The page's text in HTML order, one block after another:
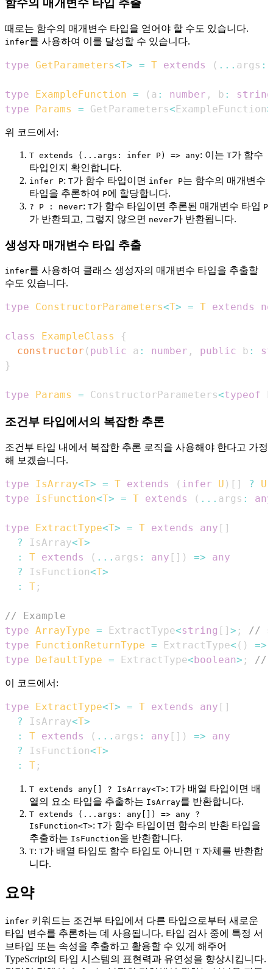
함수의 매개변수 타입 추출
때로는 함수의 매개변수 타입을 얻어야 할 수도 있습니다.
infer를 사용하여 이를 달성할 수 있습니다.
type GetParameters<T> = T extends ( ... args :
type ExampleFunction = ( a : number , b :
string
type
Params = GetParameters<ExampleFunction>
위 코드에서:
T extends (...args: infer P) => any: 이는 T가 함수
타입인지 확인합니다.
infer P: T가 함수 타입이면 infer P는 함수의 매개변수
타입을 추론하여 P에 할당합니다.
? P : never: T가 함수 타입이면 추론된 매개변수 타입 P
가 반환되고, 그렇지 않으면 never가 반환됩니다.
생성자 매개변수 타입 추출
infer를 사용하여 클래스 생성자의 매개변수 타입을 추출할
수도 있습니다.
type ConstructorParameters<T> = T extends
class ExampleClass
{
constructor ( public a : number , public b :
}
type Params = ConstructorParameters<typeof
조건부 타입에서의 복잡한 추론
조건부 타입 내에서 복잡한 추론 로직을 사용해야 한다고 가정
해 보겠습니다.
type IsArray<T> = T extends ( infer U ) [ ] ?
U
type
IsFunction<T> = T extends ( ... args : any
type ExtractType<T> = T extends any [ ]
?
IsArray<T>
:
T extends ( ... args : any [ ] ) =>
any
?
IsFunction<T>
:
T ;
// Example
type ArrayType = ExtractType<string [ ] > ;
//
type
FunctionReturnType = ExtractType< ( )
=>
type
DefaultType = ExtractType<boolean> ; //
이 코드에서:
type ExtractType<T> = T extends any [ ]
?
IsArray<T>
:
T extends ( ... args : any [ ] ) =>
any
?
IsFunction<T>
:
T ;
T extends any[] ? IsArray<T>: T가 배열 타입이면 배
열의 요소 타입을 추출하는 IsArray를 반환합니다.
T extends (...args: any[]) => any ?
IsFunction<T>: T가 함수 타입이면 함수의 반환 타입을
추출하는 IsFunction을 반환합니다.
T: T가 배열 타입도 함수 타입도 아니면 T 자체를 반환합
니다.
요약
infer 키워드는 조건부 타입에서 다른 타입으로부터 새로운
타입 변수를 추론하는 데 사용됩니다. 타입 검사 중에 특정 서
브타입 또는 속성을 추출하고 활용할 수 있게 해주어
TypeScript의 타입 시스템의 표현력과 유연성을 향상시킵니다.